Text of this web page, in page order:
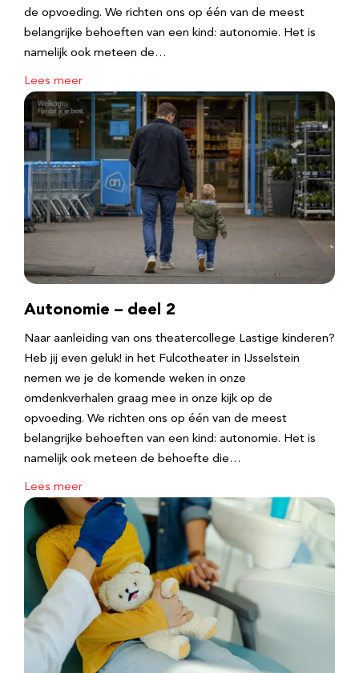
de opvoeding. We richten ons op één van de meest
belangrijke behoeften van een kind: autonomie. Het is
namelijk ook meteen de…
Lees meer
Autonomie – deel 2
Naar aanleiding van ons theatercollege Lastige kinderen?
Heb jij even geluk! in het Fulcotheater in IJsselstein
nemen we je de komende weken in onze
omdenkverhalen graag mee in onze kijk op de
opvoeding. We richten ons op één van de meest
belangrijke behoeften van een kind: autonomie. Het is
namelijk ook meteen de behoefte die…
Lees meer